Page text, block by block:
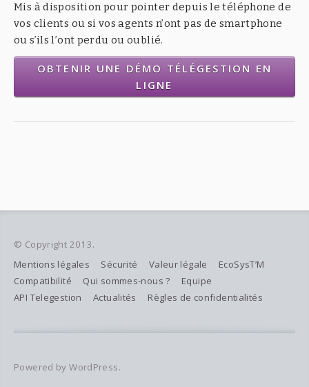
Mis à disposition pour pointer depuis le téléphone de
vos clients ou si vos agents n’ont pas de smartphone
ou s’ils l’ont perdu ou oublié.
OBTENIR UNE DÉMO TÉLÉGESTION EN
LIGNE
© Copyright 2013.
Mentions légales
Sécurité Valeur légale
EcoSysT’M
Compatibilité
Qui sommes-nous ?
Equipe
API Telegestion
Actualités Règles de confidentialités
Powered by WordPress.